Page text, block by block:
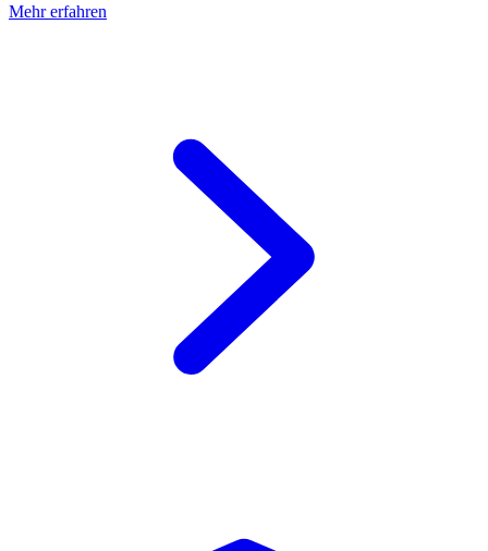
Mehr erfahren